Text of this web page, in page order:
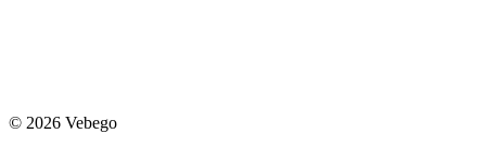
© 2026 Vebego